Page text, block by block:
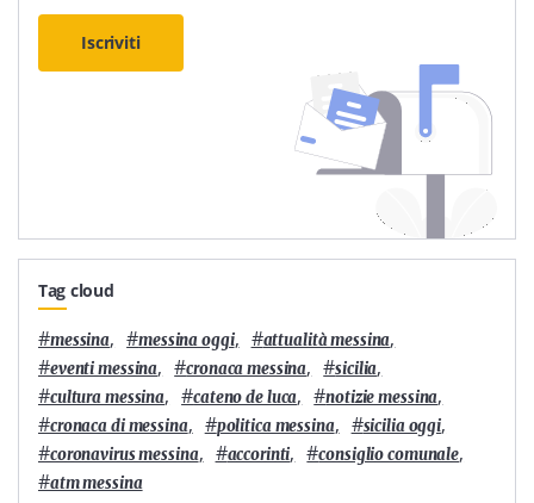
Iscriviti
Tag cloud
#messina, #messina oggi, #attualità messina,
#eventi messina, #cronaca messina, #sicilia,
#cultura messina, #cateno de luca, #notizie messina,
#cronaca di messina, #politica messina, #sicilia oggi,
#coronavirus messina, #accorinti, #consiglio comunale,
#atm messina